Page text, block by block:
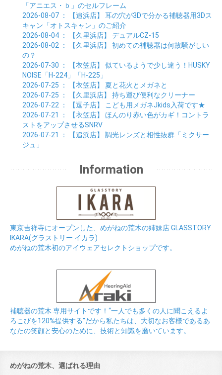
01月 (9)
02月 (6)
01月 (9)
「アニエス・ｂ」のセルフレーム
2026-08-07 ： 【追浜店】 耳の穴が3Dで分かる補聴器用3Dス
キャン「オトスキャン」のご紹介
2026-08-04 ： 【久里浜店】 デュアルCZ-15
2026-08-02 ： 【久里浜店】 初めての補聴器は何故騒がしい
の？
2026-07-30 ： 【衣笠店】 似ているようで少し違う！HUSKY
NOISE「H-224」「H-225」
2026-07-25 ： 【衣笠店】 夏と花火とメガネと
2026-07-25 ： 【久里浜店】 持ち運び便利なクリーナー
2026-07-22 ： 【逗子店】 こども用メガネJkids入荷です★
2026-07-21
： 【衣笠店】 ほんのり赤い色がカギ！コントラ
ストをアップさせるSNRV
2026-07-21
： 【追浜店】 調光レンズと相性抜群「ミクサー
ジュ」
Information
東京吉祥寺にオープンした、めがねの荒木の姉妹店 GLASSTORY
IKARA(グラストリー イカラ)
めがねの荒木初のアイウェアセレクトショップです。
補聴器の荒木 専用サイトです！“一人でも多くの人に聞こえるよ
ろこびを120%提供する”だから私たちは、大切なお客様であるあ
なたの笑顔と安心のために、技術と知識を磨いています。
めがねの荒木、選ばれる理由